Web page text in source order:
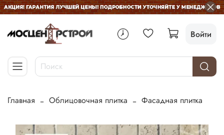
Войти
Главная Облицовочная плитка Фасадная плитка